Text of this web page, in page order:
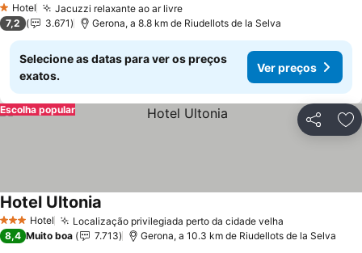
1 Estrelas
Hotel Jacuzzi relaxante ao ar livre
7,2 3.671 Gerona, a 8.8 km de Riudellots de la Selva
Selecione as datas para ver os preços
exatos.
Ver preços
Partilhar
Escolha popular
3 EstrelasHotel Localização privilegiada perto da cidade velha
Hotel Ultonia
8,4 Muito boa 7.713 Gerona, a 10.3 km de Riudellots de la Selva